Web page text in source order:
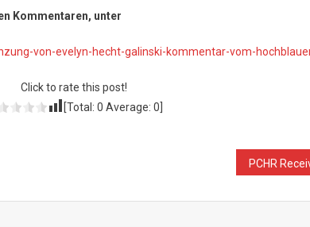
Kommentaren, unter
von-evelyn-hecht-galinski-kommentar-vom-
Click to rate this post!
[Total: 0 Average: 0